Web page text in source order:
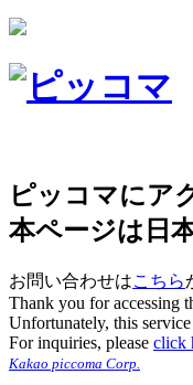
ピッコマにア
本ページは日
お問い合わせはこちら
Thank you for accessing
Unfortunately, this
For inquiries, please click
Kakao piccoma Corp.